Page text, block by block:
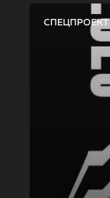
СПЕЦПРОЕКТ